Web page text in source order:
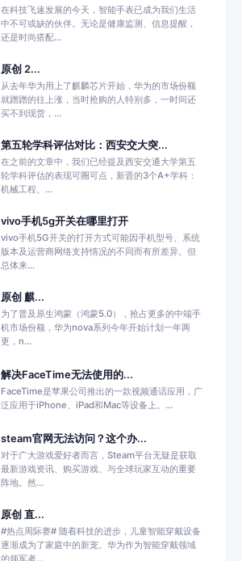
在科技飞速发展的今天，智能手表已成为我们生活
中不可或缺的伙伴。无论是健康监测、信息提醒，
还是时尚搭配...
原创 2...
从去年华为用上了麒麟芯片开始，华为的市场份额
就蹭蹭的往上涨，当时抢购的人特别多，一时间还
买不到现货，...
第五轮学科评估对比：西安交大突...
在之前的文章中，我们已经提及西安交通大学第五
轮学科评估的表现可圈可点，新晋的3个A+学科：
机械工程、...
vivo手机5g开关在哪里打开
vivo手机5G开关的打开方式可能因手机型号、系统
版本及运营商网络支持情况的不同而有所差异。但
总体来...
原创 麒...
为了普及原生鸿蒙（鸿蒙5.0），抢占更多的中端手
机市场份额，华为nova系列今年开始计划一年两
更，n...
解决FaceTime无法使用的...
FaceTime是苹果公司推出的一款视频通话应用，广
泛应用于iPhone、iPad和Mac等设备上。...
steam官网无法访问？这个办...
对于广大游戏爱好者而言，Steam平台无疑是获取
最新游戏资讯、购买游戏、与全球玩家互动的重要
阵地。然...
原创 直...
#热点周际赛# 随着科技的进步，儿童智能穿戴设备
逐渐成为了家庭中的新宠。华为作为智能穿戴领域
的领军者...